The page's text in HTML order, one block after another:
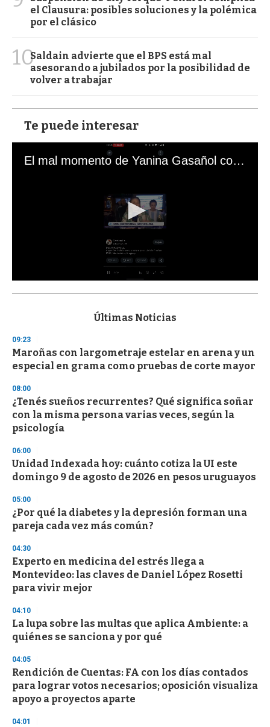
el Clausura: posibles soluciones y la polémica
por el clásico
10Saldain advierte que el BPS está mal
asesorando a jubilados por la posibilidad de
volver a trabajar
Te puede interesar
El mal momento de Yanina Gasañol con un hincha argentino en "Subrayado"
s
d
s
o
f
3
s
e
c
o
d
s
Últimas Noticias
09:23
Maroñas con largometraje estelar en arena y un
especial en grama como pruebas de corte mayor
08:00
¿Tenés sueños recurrentes? Qué significa soñar
con la misma persona varias veces, según la
psicología
06:00
Unidad Indexada hoy: cuánto cotiza la UI este
domingo 9 de agosto de 2026 en pesos uruguayos
05:00
¿Por qué la diabetes y la depresión forman una
pareja cada vez más común?
04:30
Experto en medicina del estrés llega a
Montevideo: las claves de Daniel López Rosetti
para vivir mejor
04:10
La lupa sobre las multas que aplica Ambiente: a
quiénes se sanciona y por qué
04:05
Rendición de Cuentas: FA con los días contados
para lograr votos necesarios; oposición visualiza
apoyo a proyectos aparte
04:01